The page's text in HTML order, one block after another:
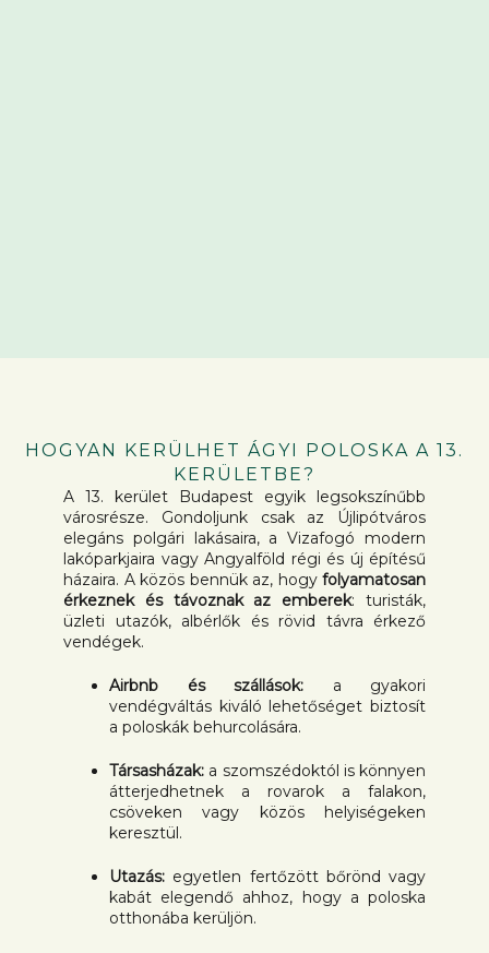
HOGYAN KERÜLHET ÁGYI POLOSKA A 13.
KERÜLETBE?
A 13. kerület Budapest egyik legsokszínűbb
városrésze. Gondoljunk csak az Újlipótváros
elegáns polgári lakásaira, a Vizafogó modern
lakóparkjaira vagy Angyalföld régi és új építésű
házaira. A közös bennük az, hogy folyamatosan
érkeznek és távoznak az emberek: turisták,
üzleti utazók, albérlők és rövid távra érkező
vendégek.
Airbnb és szállások: a gyakori
vendégváltás kiváló lehetőséget biztosít
a poloskák behurcolására.
Társasházak: a szomszédoktól is könnyen
átterjedhetnek a rovarok a falakon,
csöveken vagy közös helyiségeken
keresztül.
Utazás: egyetlen fertőzött bőrönd vagy
kabát elegendő ahhoz, hogy a poloska
otthonába kerüljön.